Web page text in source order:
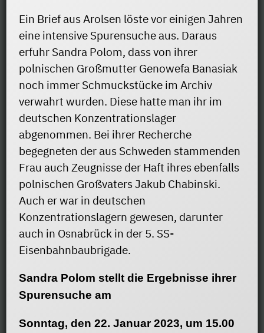
Ein Brief aus Arolsen löste vor einigen Jahren
eine intensive Spurensuche aus. Daraus
erfuhr Sandra Polom, dass von ihrer
polnischen Großmutter Genowefa Banasiak
noch immer Schmuckstücke im Archiv
verwahrt wurden. Diese hatte man ihr im
deutschen Konzentrationslager
abgenommen. Bei ihrer Recherche
begegneten der aus Schweden stammenden
Frau auch Zeugnisse der Haft ihres ebenfalls
polnischen Großvaters Jakub Chabinski.
Auch er war in deutschen
Konzentrationslagern gewesen, darunter
auch in Osnabrück in der 5. SS-
Eisenbahnbaubrigade.
Sandra Polom stellt die Ergebnisse ihrer
Spurensuche am
Sonntag, den 22. Januar 2023, um 15.00